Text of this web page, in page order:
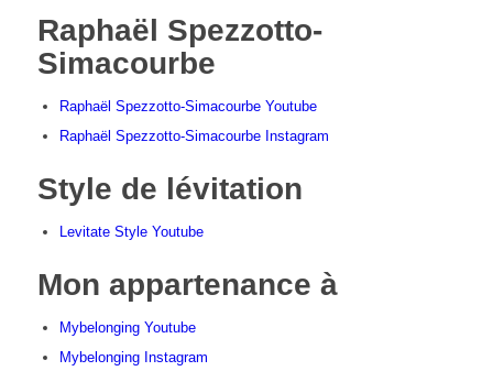
Raphaël Spezzotto-
Simacourbe
Raphaël Spezzotto-Simacourbe Youtube
Raphaël Spezzotto-Simacourbe Instagram
Style de lévitation
Levitate Style Youtube
Mon appartenance à
Mybelonging Youtube
Mybelonging Instagram